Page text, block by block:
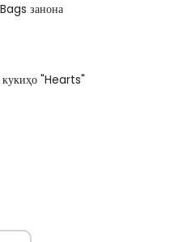
занона
кукиҳо "Hearts"